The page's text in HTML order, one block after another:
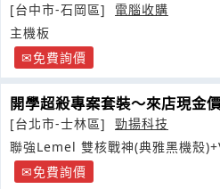
[台中市-石岡區]
電腦收購
主機板
免費詢價
開學超殺專案套裝～來店現金
[台北市-士林區]
勁揚科技
聯強Lemel 雙核戰神(典雅黑機殼
免費詢價